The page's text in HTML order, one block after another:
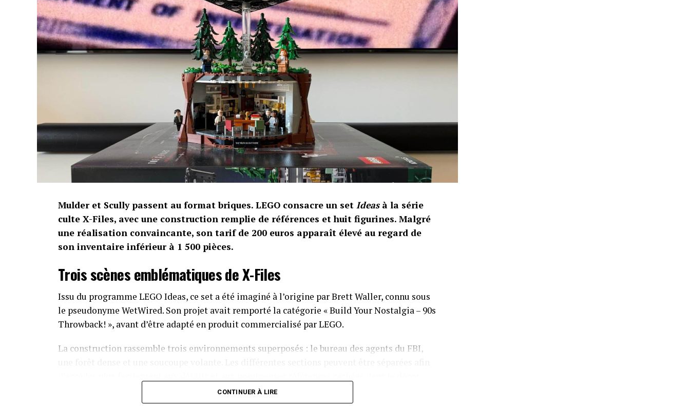
Mulder et Scully passent au format briques. LEGO consacre un set Ideasà la série
culte X-Files, avec une construction remplie de références et huit figurines. Malgré
une réalisation convaincante, son tarif de 200 euros apparaît élevé au regard de
son inventaire inférieur à 1 500 pièces.
Trois scènes emblématiques de X-Files
Issu du programme LEGO Ideas, ce set a été imaginé à l’origine par Brett Waller, connu sous
le pseudonyme WetWired. Son projet avait remporté la catégorie « Build Your Nostalgia – 90s
Throwback! », avant d’être adapté en produit commercialisé par LEGO.
La construction rassemble trois environnements superposés : le bureau des agents du FBI,
Le modèle mesure 30 cm de haut, 23 cm de large et 23 cm de profondeur. Huit autocollants
CONTINUER À LIRE